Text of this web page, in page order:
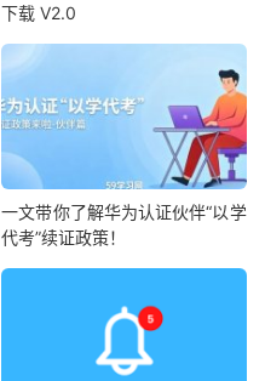
下载 V2.0
一文带你了解华为认证伙伴“以学
代考”续证政策！